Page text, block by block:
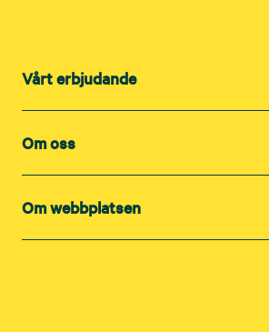
Vårt erbjudande
Om oss
Om webbplatsen